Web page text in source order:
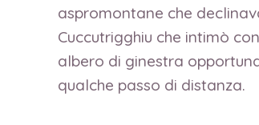
aspromontane che
Cuccutrigghiu che intimò
albero di ginestra
qualche passo di distanza.